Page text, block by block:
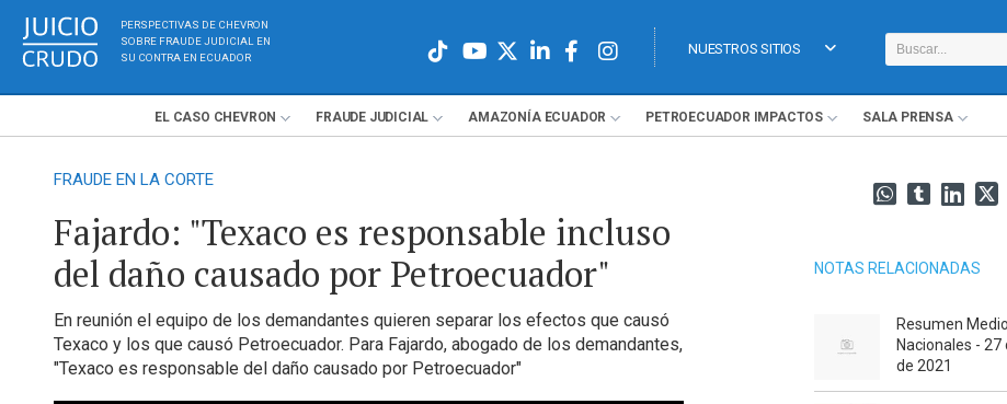
PERSPECTIVAS DE CHEVRON
SOBRE FRAUDE JUDICIAL EN
SU CONTRA EN ECUADOR
NUESTROS SITIOS
EL CASO CHEVRON FRAUDE JUDICIAL AMAZONÍA ECUADOR PETROECUADOR IMPACTOS SALA PRENSA
FRAUDE EN LA CORTE
Fajardo: "Texaco es responsable incluso
del daño causado por Petroecuador"
En reunión el equipo de los demandantes quieren separar los efectos que causó
Texaco y los que causó Petroecuador. Para Fajardo, abogado de los demandantes,
"Texaco es responsable del daño causado por Petroecuador"
NOTAS RELACIONADAS
Resumen
Nacionales - 27
de 2021